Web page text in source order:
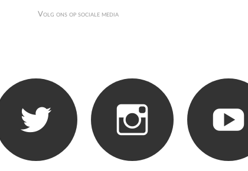
Volg ons op sociale media